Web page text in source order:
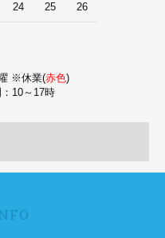
24 25 26
※休業(赤色)
10～17時